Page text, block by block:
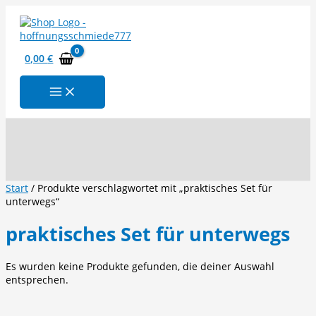
Inhalt
springen
0,00€
Start / Produkte verschlagwortet mit „praktisches Set für
unterwegs“
praktisches Set für unterwegs
Es wurden keine Produkte gefunden, die deiner Auswahl
entsprechen.